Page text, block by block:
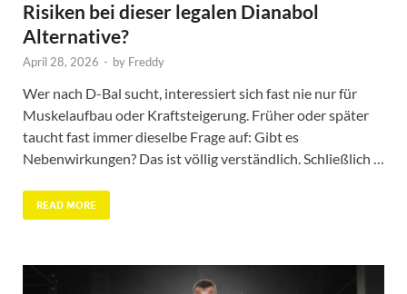
Risiken bei dieser legalen Dianabol
Alternative?
April 28, 2026 - by Freddy
Wer nach D-Bal sucht, interessiert sich fast nie nur für
Muskelaufbau oder Kraftsteigerung. Früher oder später
taucht fast immer dieselbe Frage auf: Gibt es
Nebenwirkungen? Das ist völlig verständlich. Schließlich …
READ MORE